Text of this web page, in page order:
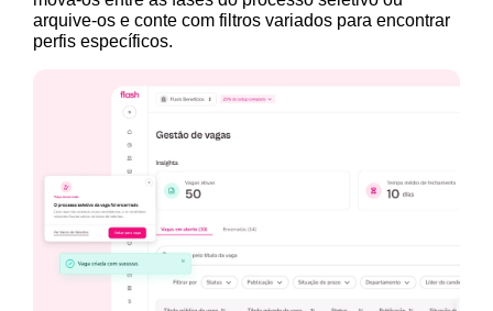
arquive-os e conte com filtros variados para encontrar
perfis específicos.